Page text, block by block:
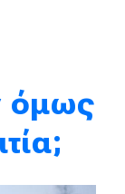
όμως